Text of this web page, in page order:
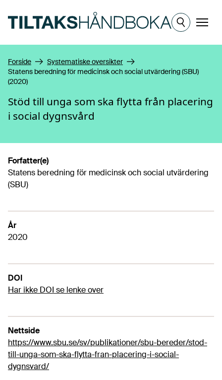
Meny
Forside
Systematiske oversikter
Statens beredning för medicinsk och social utvärdering (SBU)
(2020)
Stöd till unga som ska flytta från placering
i social dygnsvård
Forfatter(e)
Statens beredning för medicinsk och social utvärdering
(SBU)
År
2020
DOI
Har ikke DOI se lenke over
Nettside
https://www.sbu.se/sv/publikationer/sbu-bereder/stod-
till-unga-som-ska-flytta-fran-placering-i-social-
dygnsvard/